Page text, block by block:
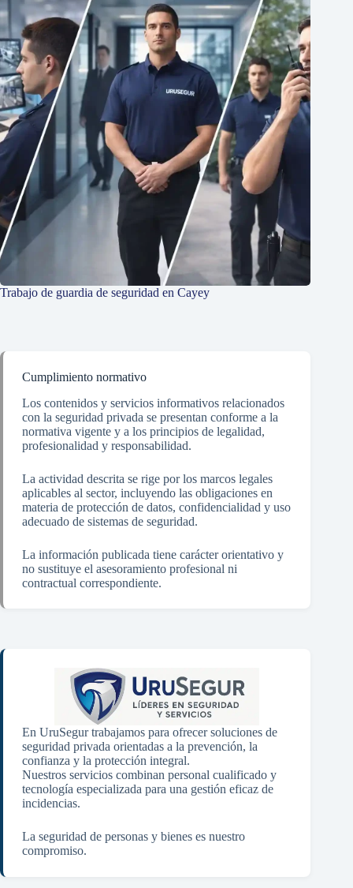
Trabajo de guardia de seguridad en Cayey
Cumplimiento normativo
Los contenidos y servicios informativos relacionados
con la seguridad privada se presentan conforme a la
normativa vigente y a los principios de legalidad,
profesionalidad y responsabilidad.
La actividad descrita se rige por los marcos legales
aplicables al sector, incluyendo las obligaciones en
materia de protección de datos, confidencialidad y uso
adecuado de sistemas de seguridad.
La información publicada tiene carácter orientativo y
no sustituye el asesoramiento profesional ni
contractual correspondiente.
En UruSegur trabajamos para ofrecer soluciones de
seguridad privada orientadas a la prevención, la
confianza y la protección integral.
Nuestros servicios combinan personal cualificado y
tecnología especializada para una gestión eficaz de
incidencias.
La seguridad de personas y bienes es nuestro
compromiso.